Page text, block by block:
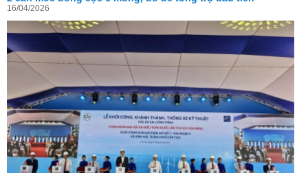
16/04/2026